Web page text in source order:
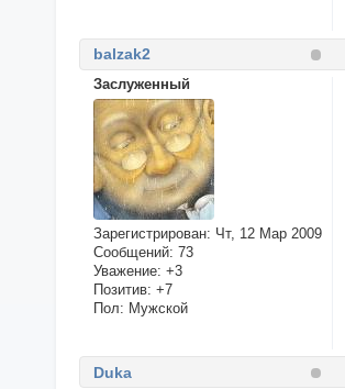
balzak2
Заслуженный
Зарегистрирован: Чт, 12 Мар 2009
Сообщений: 73
Уважение: +3
Позитив: +7
Пол: Мужской
Duka